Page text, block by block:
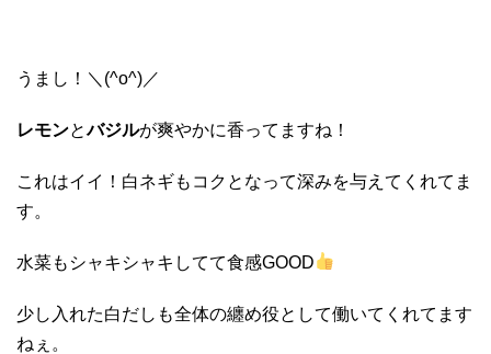
うまし！＼(^o^)／
レモンとバジルが爽やかに香ってますね！
これはイイ！白ネギもコクとなって深みを与えてくれてま
す。
水菜もシャキシャキしてて食感GOOD
少し入れた白だしも全体の纏め役として働いてくれてます
ねぇ。